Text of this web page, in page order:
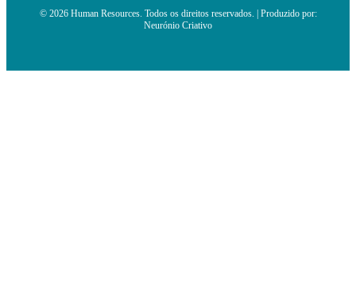
© 2026 Human Resources. Todos os direitos reservados. | Produzido por:
Neurónio Criativo